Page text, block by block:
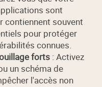
sont
contiennent souvent
pour protéger
connues.
forts : Activez
un schéma de
l'accès non